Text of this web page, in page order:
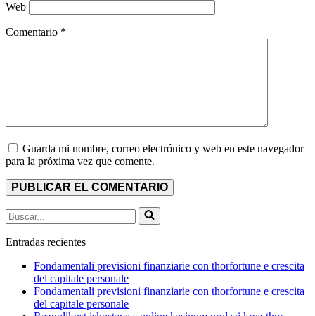
Web
Comentario *
Guarda mi nombre, correo electrónico y web en este navegador
para la próxima vez que comente.
Buscar...
Entradas recientes
Fondamentali previsioni finanziarie con thorfortune e crescita
del capitale personale
Fondamentali previsioni finanziarie con thorfortune e crescita
del capitale personale